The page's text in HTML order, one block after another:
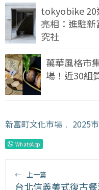
tokyobike 20
亮相：進駐
究社
萬華風格市
場！近30組
新富町文化市場 ﹒ 2025
WhatsApp
← 上一篇
台北信義美式復古